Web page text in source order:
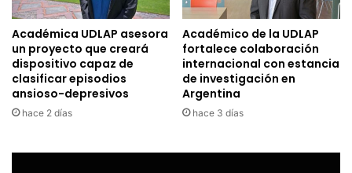
Académica UDLAP asesora
un proyecto que creará
dispositivo capaz de
clasificar episodios
ansioso-depresivos
hace 2 días
Académico de la UDLAP
fortalece colaboración
internacional con estancia
de investigación en
Argentina
hace 3 días